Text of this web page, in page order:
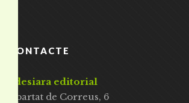
CONTACTE
adesiara editorial
Apartat de Correus, 6